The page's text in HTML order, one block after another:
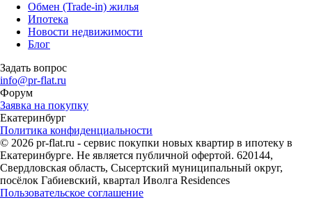
Обмен (Trade-in) жилья
Ипотека
Новости недвижимости
Блог
Задать вопрос
info@pr-flat.ru
Форум
Заявка на покупку
Екатеринбург
Политика конфиденциальности
© 2026 pr-flat.ru - сервис покупки новых квартир в ипотеку в
Екатеринбурге. Не является публичной офертой. 620144,
Свердловская область, Сысертский муниципальный округ,
посёлок Габиевский, квартал Иволга Residences
Пользовательское соглашение